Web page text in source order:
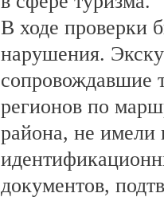
В ходе проверки
нарушения.
сопровождавшие
регионов по
района, не имели
документов,